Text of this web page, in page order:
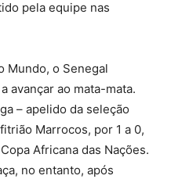
pela equipe nas
Mundo, o Senegal
avançar ao mata-mata.
– apelido da seleção
Marrocos, por 1 a 0,
Africana das Nações.
no entanto, após